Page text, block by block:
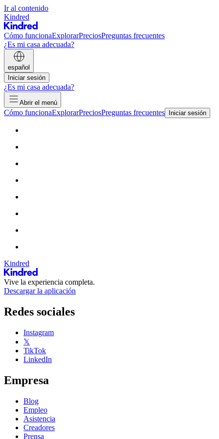
Ir al contenido
Kindred
Cómo funcionaExplorarPreciosPreguntas frecuentes
¿Es mi casa adecuada?
español
Iniciar sesión
¿Es mi casa adecuada?
Abrir el menú
Cómo funcionaExplorarPreciosPreguntas frecuentes Iniciar sesión
Kindred
Vive la experiencia completa.
Descargar la aplicación
Redes sociales
Instagram
𝕏
TikTok
LinkedIn
Empresa
Blog
Empleo
Asistencia
Creadores
Prensa